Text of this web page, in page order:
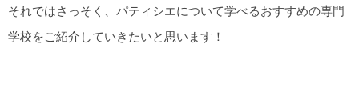
それではさっそく、パティシエについて学べるおすすめの専門
学校をご紹介していきたいと思います！